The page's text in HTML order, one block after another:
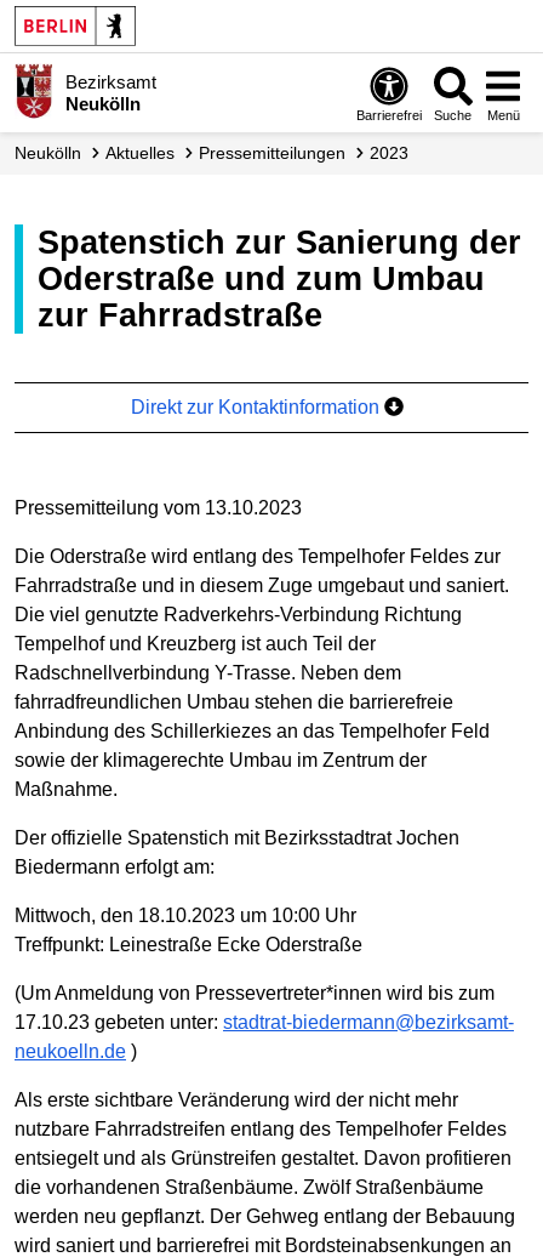
Bezirksamt
Neukölln
Barrierefrei Suche Menü
Neukölln Aktuelles Presse­mitteilungen 2023
Spatenstich zur Sanierung der
Oderstraße und zum Umbau
zur Fahrradstraße
Direkt zur Kontaktinformation
Pressemitteilung vom 13.10.2023
Die Oderstraße wird entlang des Tempelhofer Feldes zur
Fahrradstraße und in diesem Zuge umgebaut und saniert.
Die viel genutzte Radverkehrs-Verbindung Richtung
Tempelhof und Kreuzberg ist auch Teil der
Radschnellverbindung Y-Trasse. Neben dem
fahrradfreundlichen Umbau stehen die barrierefreie
Anbindung des Schillerkiezes an das Tempelhofer Feld
sowie der klimagerechte Umbau im Zentrum der
Maßnahme.
Der offizielle Spatenstich mit Bezirksstadtrat Jochen
Biedermann erfolgt am:
Mittwoch, den 18.10.2023 um 10:00 Uhr
Treffpunkt: Leinestraße Ecke Oderstraße
(Um Anmeldung von Pressevertreter*innen wird bis zum
17.10.23 gebeten unter: stadtrat-biedermann@bezirksamt-
neukoelln.de )
Als erste sichtbare Veränderung wird der nicht mehr
nutzbare Fahrradstreifen entlang des Tempelhofer Feldes
entsiegelt und als Grünstreifen gestaltet. Davon profitieren
die vorhandenen Straßenbäume. Zwölf Straßenbäume
werden neu gepflanzt. Der Gehweg entlang der Bebauung
wird saniert und barrierefrei mit Bordsteinabsenkungen an